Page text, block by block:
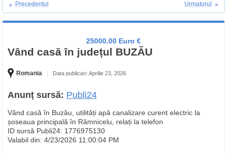
Precedentul Urmatorul
25000.00 Euro €
Vând casă în județul BUZĂU
Romania Data publicari: Aprilie 23, 2026
Anunț sursă: Publi24
Vând casă în Buzău, utilități apă canalizare curent electric la
șoseaua principală în Râmnicelu, relați la telefon
ID sursă Publi24: 1776975130
Valabil din: 4/23/2026 11:00:04 PM